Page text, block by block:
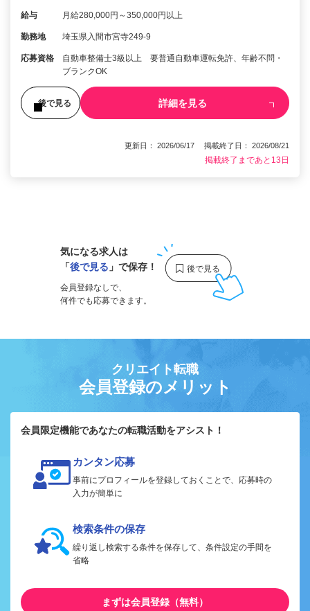
給与 月給280,000円～350,000円以上
勤務地 埼玉県入間市宮寺249-9
応募資格
自動車整備士3級以上 要普通自動車運転免許、年齢不問・
ブランクOK
後で見る 詳細を見る
更新日： 2026/06/17 掲載終了日： 2026/08/21
掲載終了まであと13日
気になる求人は
「後で見る 」で保存！
会員登録なしで、
何件でも応募できます。
クリエイト転職
会員登録のメリット
会員限定機能であなたの転職活動をアシスト！
カンタン応募
事前にプロフィールを登録しておくことで、応募時の
入力が簡単に
検索条件の保存
繰り返し検索する条件を保存して、条件設定の手間を
省略
まずは会員登録（無料）